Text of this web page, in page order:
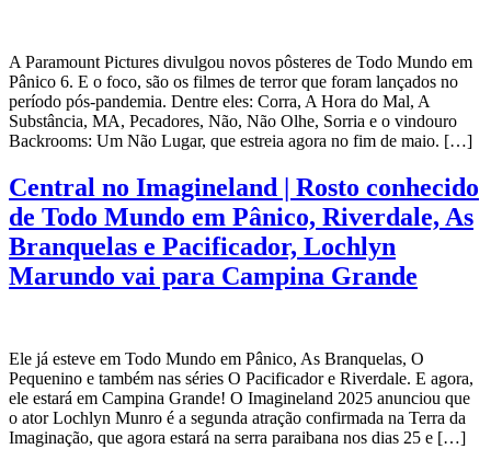
A Paramount Pictures divulgou novos pôsteres de Todo Mundo em
Pânico 6. E o foco, são os filmes de terror que foram lançados no
período pós-pandemia. Dentre eles: Corra, A Hora do Mal, A
Substância, MA, Pecadores, Não, Não Olhe, Sorria e o vindouro
Backrooms: Um Não Lugar, que estreia agora no fim de maio. […]
Central no Imagineland | Rosto conhecido
de Todo Mundo em Pânico, Riverdale, As
Branquelas e Pacificador, Lochlyn
Marundo vai para Campina Grande
Ele já esteve em Todo Mundo em Pânico, As Branquelas, O
Pequenino e também nas séries O Pacificador e Riverdale. E agora,
ele estará em Campina Grande! O Imagineland 2025 anunciou que
o ator Lochlyn Munro é a segunda atração confirmada na Terra da
Imaginação, que agora estará na serra paraibana nos dias 25 e […]